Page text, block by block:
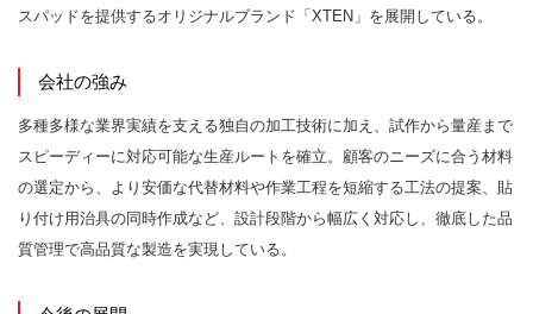
スパッドを提供するオリジナルブランド「XTEN」を展開している。
会社の強み
多種多様な業界実績を支える独自の加工技術に加え、試作から量産まで
スピーディーに対応可能な生産ルートを確立。顧客のニーズに合う材料
の選定から、より安価な代替材料や作業工程を短縮する工法の提案、貼
り付け用治具の同時作成など、設計段階から幅広く対応し、徹底した品
質管理で高品質な製造を実現している。